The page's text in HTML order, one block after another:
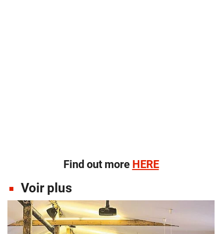
Find out more HERE
Voir plus